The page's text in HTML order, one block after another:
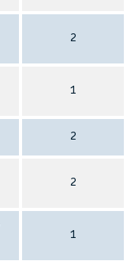
2
1
2
2
1